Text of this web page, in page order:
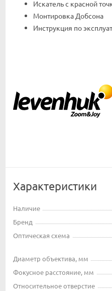
Искатель с красной
Монтировка Добсона
Инструкция по
Характеристики
Наличие
Бренд
Оптическая схема
Диаметр объектива, мм
Фокусное расстояние, мм
Относительное отверстие